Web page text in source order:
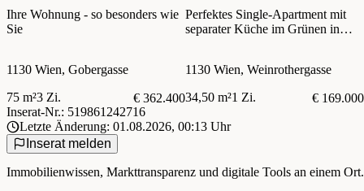
Ihre Wohnung - so besonders wie
Sie
1130 Wien, Gobergasse
75 m²3 Zi. € 362.400
Perfektes Single-Apartment mit
separater Küche im Grünen in
1130 Wien, Weinrothergasse
34,50 m²1 Zi.
€ 169.000
Inserat-Nr.: 519861242716
Letzte Änderung: 01.08.2026, 00:13 Uhr
Inserat melden
Immobilienwissen, Markttransparenz und digitale Tools an einem Ort.